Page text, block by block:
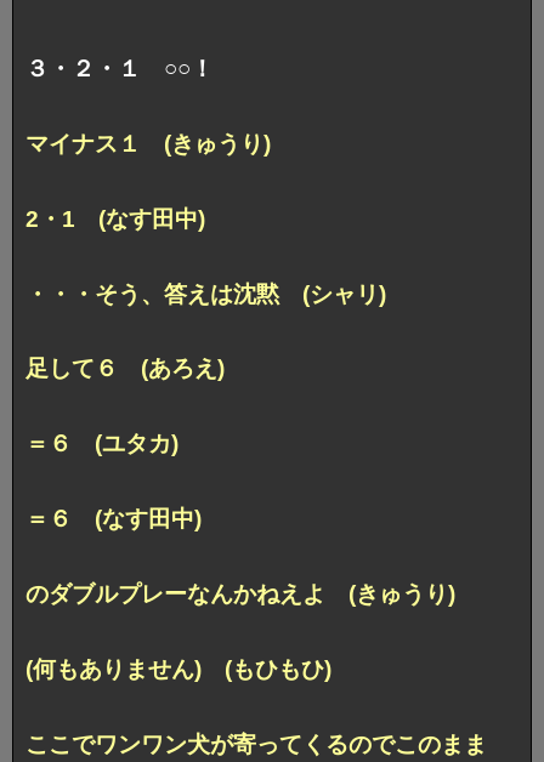
３・２・１ ○○！
マイナス１ (きゅうり)
2・1 (なす田中)
・・・そう、答えは沈黙 (シャリ)
足して６ (あろえ)
＝６ (ユタカ)
＝６ (なす田中)
のダブルプレーなんかねえよ (きゅうり)
(何もありません) (もひもひ)
ここでワンワン犬が寄ってくるのでこのまま